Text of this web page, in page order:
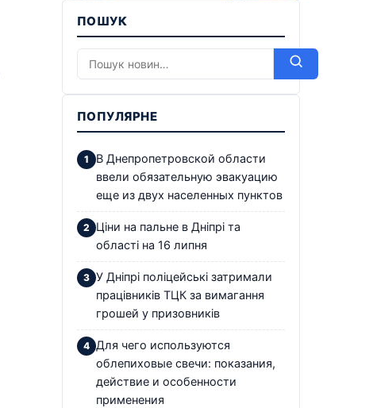
ПОШУК
ПОПУЛЯРНЕ
В Днепропетровской области
ввели обязательную эвакуацию
еще из двух населенных пунктов
Ціни на пальне в Дніпрі та
області на 16 липня
У Дніпрі поліцейські затримали
працівників ТЦК за вимагання
грошей у призовників
Для чего используются
облепиховые свечи: показания,
действие и особенности
применения